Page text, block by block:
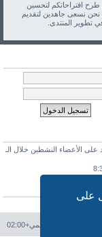
على
طرح اقتراحاتكم لتحسين
نحن نسعى جاهدين لتقديم
تطوير المنتدى.
البيانات تعتمد على الأعضاء النشطين خلال الـ
مسجل
التوقيت العالمي+02:00